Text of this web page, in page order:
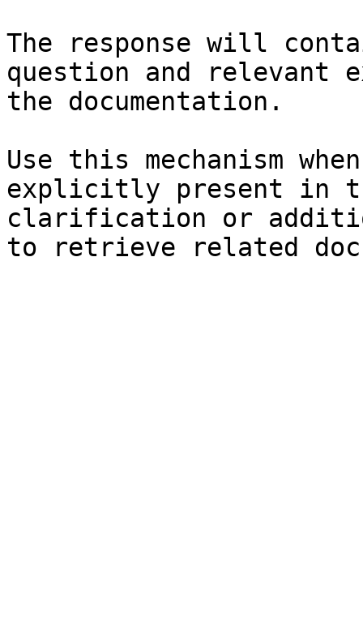
The response will
question and relevant
the documentation.
Use this mechanism
explicitly present in
clarification or